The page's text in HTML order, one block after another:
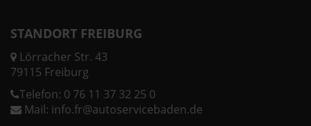
STANDORT FREIBURG
Lörracher Str. 43
79115 Freiburg
Telefon: 0 76 11 37 32 25 0
Mail: info.fr@autoservicebaden.de